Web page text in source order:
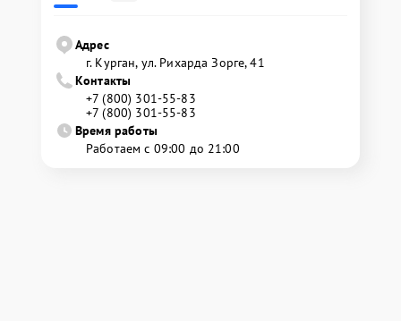
Адрес
г. Курган, ул. Рихарда Зорге, 41
Контакты
+7 (800) 301-55-83
+7 (800) 301-55-83
Время работы
Работаем с 09:00 до 21:00